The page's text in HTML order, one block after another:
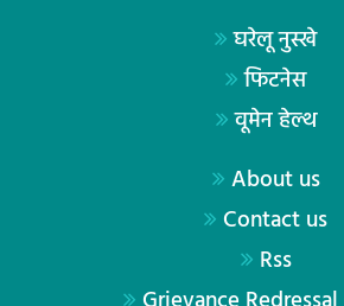
घरेलू नुस्खे
फिटनेस
वूमेन हेल्थ
About us
Contact us
Rss